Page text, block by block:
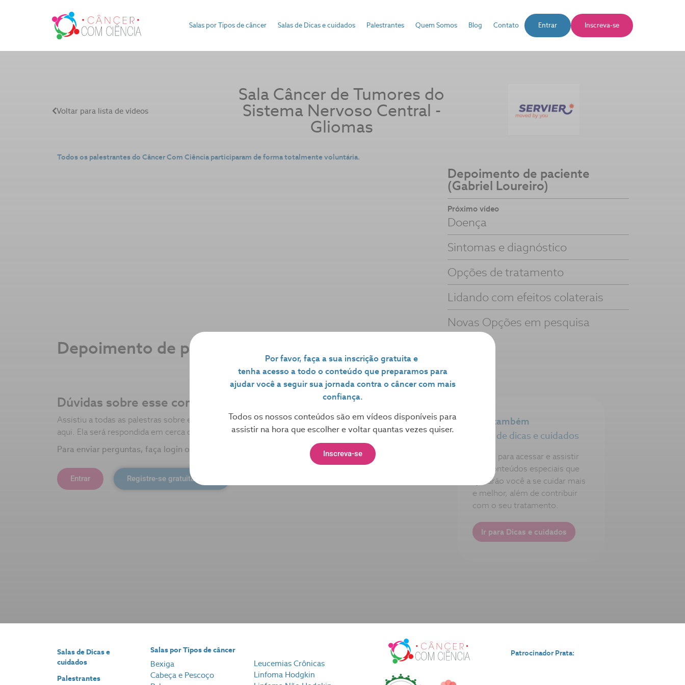
Salas por Tipos de câncer Salas de Dicas e cuidados Palestrantes Quem Somos Blog Contato Entrar Inscreva-se
Voltar para lista de vídeos
Sala Câncer deTumores do
Sistema Nervoso Central -
Gliomas
Todos os palestrantes do Câncer Com Ciência participaram de forma totalmente voluntária.
Depoimento de paciente
(Gabriel Loureiro)
Próximo vídeo
Doença
Sintomas e diagnóstico
Opções de tratamento
Lidando com efeitos colaterais
Novas Opções em pesquisa
Depoimento de paciente (Gabriel Loureiro)
Dúvidas sobre esse conteúdo?
Assistiu a todas as palestras sobre esse tipo de câncer e ainda tem dúvida? Mande sua pergunta
aqui. Ela será respondida em cerca de 24 horas.
Para enviar perguntas, faça login ou crie sua conta gratuitamente:
Entrar Registre-se gratuitamente
Veja também
Salas de dicas e cuidados
Clique para acessar e assistir
aos conteúdos especiais que
ajudarão você a se cuidar mais
e melhor, além de contribuir
com o seu tratamento.
Ir para Dicas e cuidados
Por favor, faça a sua inscrição gratuita e
tenha acesso a todo o conteúdo que preparamos para
ajudar você a seguir sua jornada contra o câncer com mais
confiança.
Todos os nossos conteúdos são em vídeos disponíveis para
assistir na hora que escolher e voltar quantas vezes quiser.
Inscreva-se
Salas de Dicas e
cuidados
Palestrantes
Salas por Tipos de câncer
Bexiga
Cabeça e Pescoço
Leucemias Crônicas
Linfoma Hodgkin
Patrocinador Prata: